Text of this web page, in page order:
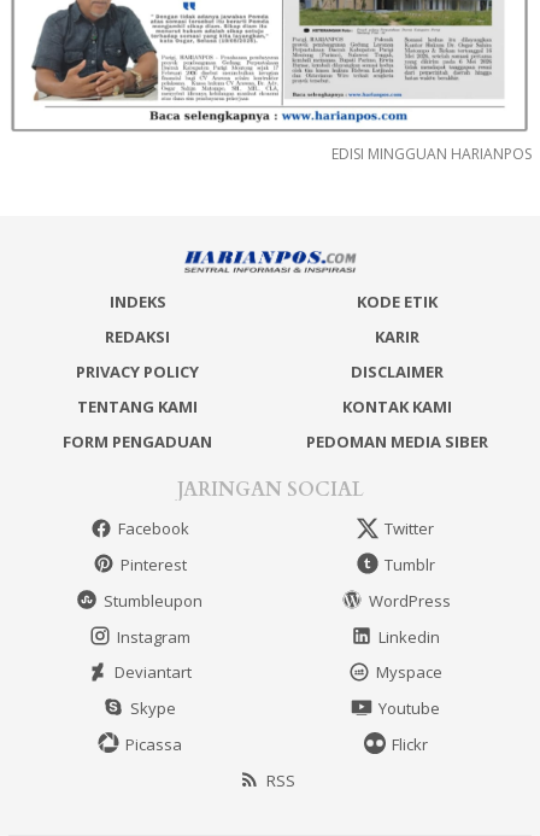
EDISI MINGGUAN HARIANPOS
INDEKS
KODE ETIK
REDAKSI
KARIR
PRIVACY POLICY
DISCLAIMER
TENTANG KAMI
KONTAK KAMI
FORM PENGADUAN
PEDOMAN MEDIA SIBER
JARINGAN SOCIAL
Facebook
Twitter
Pinterest
Tumblr
Stumbleupon
WordPress
Instagram
Linkedin
Deviantart
Myspace
Skype
Youtube
Picassa
Flickr
RSS